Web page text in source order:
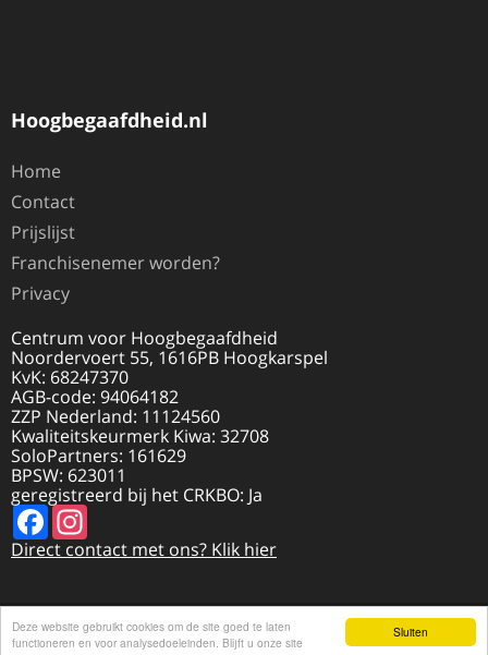
Sluiten
Deze website gebruikt cookies om de site goed te laten
functioneren en voor analysedoeleinden. Blijft u onze site
Hoogbegaafdheid.nl
Home
Contact
Prijslijst
Franchisenemer worden?
Privacy
Centrum voor Hoogbegaafdheid
Noordervoert 55, 1616PB Hoogkarspel
KvK: 68247370
AGB-code: 94064182
ZZP Nederland: 11124560
Kwaliteitskeurmerk Kiwa: 32708
SoloPartners: 161629
BPSW: 623011
geregistreerd bij het CRKBO: Ja
FacebookInstagram
Direct contact met ons? Klik hier
© 2026 HOOGBEGAAFDHEID.NL | REALISATIE
DISCLAIMER